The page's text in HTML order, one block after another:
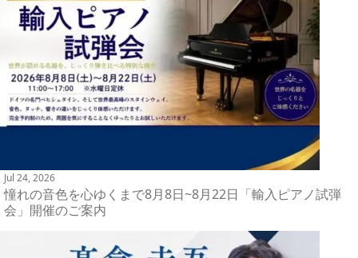
Jul 24, 2026
憧れの音色を心ゆくまで8月8日~8月22日「輸入ピアノ試弾
会」開催のご案内